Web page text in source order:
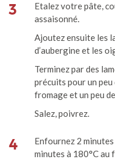
3
Etalez votre pâte,
assaisonné.
Ajoutez ensuite les
d’aubergine et les
Terminez par des
précuits pour un
fromage et un peu
Salez, poivrez.
4
Enfournez 2
minutes à 180°C